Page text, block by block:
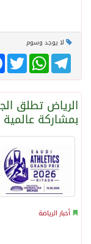
لا يوجد وسوم
Twitter
WhatsAppTelegram
بمشاركة
أخبار الرياضة